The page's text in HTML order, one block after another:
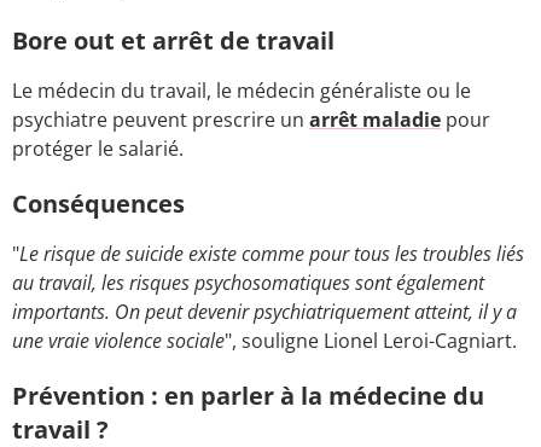
Bore out et arrêt de travail
Le médecin du travail, le médecin généraliste ou le
psychiatre peuvent prescrire un arrêt maladie pour
protéger le salarié.
Conséquences
"Le risque de suicide existe comme pour tous les troubles liés
au travail, les risques psychosomatiques sont également
importants. On peut devenir psychiatriquement atteint, il y a
une vraie violence sociale", souligne Lionel Leroi-Cagniart.
Prévention : en parler à la médecine du
travail ?